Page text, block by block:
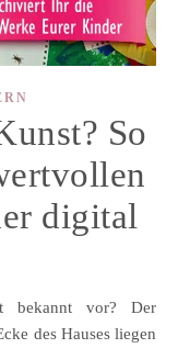
So
digital
des Hauses liegen